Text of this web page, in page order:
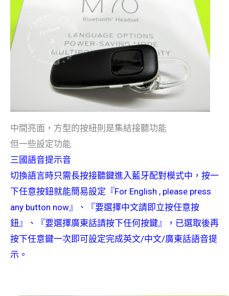
中間亮面，方型的按紐則是集結接聽功能
但一些設定功能
三國語音提示音
切換語言時只需長按接聽鍵進入藍牙配對模式中，按一
下任意按鈕就能簡易設定『For English , please press
any button now』、『要選擇中文請即立按任意按
鈕』、『要選擇廣東話請按下任何按鍵』，已選取後再
按下任意鍵一次即可設定完成英文/中文/廣東話語音提
示。